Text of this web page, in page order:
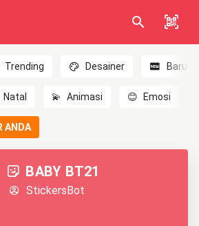
Trending Desainer Baru
Natal 💫 Animasi 😊 Emosi
ANDA
BABY BT21
StickersBot